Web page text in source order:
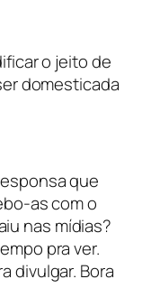
o jeito de
domesticada
que
as com o
nas mídias?
pra ver.
divulgar. Bora